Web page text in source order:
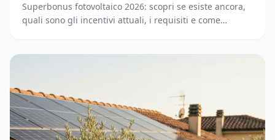
Superbonus fotovoltaico 2026: scopri se esiste ancora,
quali sono gli incentivi attuali, i requisiti e come